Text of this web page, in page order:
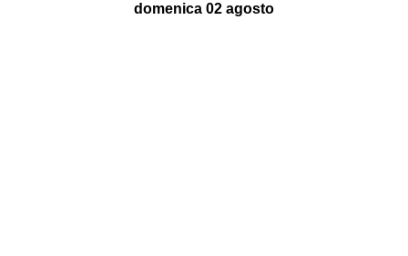
domenica 02 agosto